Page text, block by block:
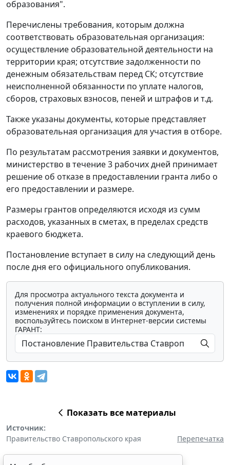
образования".
Перечислены требования, которым должна
соответствовать образовательная организация:
осуществление образовательной деятельности на
территории края; отсутствие задолженности по
денежным обязательствам перед СК; отсутствие
неисполненной обязанности по уплате налогов,
сборов, страховых взносов, пеней и штрафов и т.д.
Также указаны документы, которые представляет
образовательная организация для участия в отборе.
По результатам рассмотрения заявки и документов,
министерство в течение 3 рабочих дней принимает
решение об отказе в предоставлении гранта либо о
его предоставлении и размере.
Размеры грантов определяются исходя из сумм
расходов, указанных в сметах, в пределах средств
краевого бюджета.
Постановление вступает в силу на следующий день
после дня его официального опубликования.
Для просмотра актуального текста документа и
получения полной информации о вступлении в силу,
изменениях и порядке применения документа,
воспользуйтесь поиском в Интернет-версии системы
ГАРАНТ:
Показать все материалы
Источник:
Правительство Ставропольского края
Перепечатка